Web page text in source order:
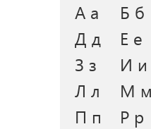
А а Б б
Д д
Е е
З з
И и
Л л
М м
П п
Р р